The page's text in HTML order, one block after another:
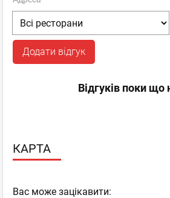
Додати відгук
Відгуків поки що
КАРТА
Вас може зацікавити: